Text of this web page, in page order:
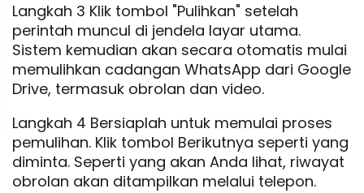
Langkah 3 Klik tombol "Pulihkan" setelah
perintah muncul di jendela layar utama.
Sistem kemudian akan secara otomatis mulai
memulihkan cadangan WhatsApp dari Google
Drive, termasuk obrolan dan video.
Langkah 4 Bersiaplah untuk memulai proses
pemulihan. Klik tombol Berikutnya seperti yang
diminta. Seperti yang akan Anda lihat, riwayat
obrolan akan ditampilkan melalui telepon.